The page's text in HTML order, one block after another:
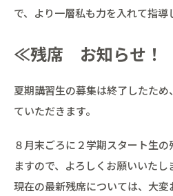
で、より一層私も力を入れて指導
≪残席 お知らせ
夏期講習生の募集は終了したた
ていただきます。
８月末ごろに２学期スタート生
ますので、よろしくお願いいたし
現在の最新残席については、大変